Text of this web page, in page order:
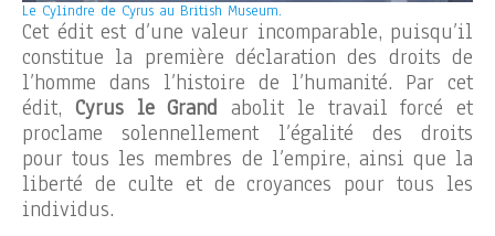
Le Cylindre de Cyrus au British Museum.
Cet édit est d’une valeur incomparable, puisqu’il
constitue la première déclaration des droits de
l’homme dans l’histoire de l’humanité. Par cet
édit, Cyrus le Grand abolit le travail forcé et
proclame solennellement l’égalité des droits
pour tous les membres de l’empire, ainsi que la
liberté de culte et de croyances pour tous les
individus.